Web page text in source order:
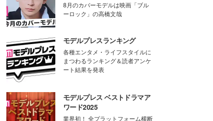
8月のカバーモデルは映画「ブル
ーロック」の高橋文哉
モデルプレスランキング
各種エンタメ・ライフスタイルに
まつわるランキング＆読者アンケ
ート結果を発表
モデルプレス ベストドラマア
ワード2025
業界初！ 全プラットフォーム横断